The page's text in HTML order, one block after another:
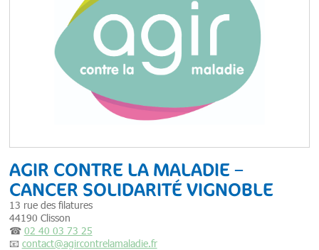
AGIR CONTRE LA MALADIE –
CANCER SOLIDARITÉ VIGNOBLE
13 rue des filatures
44190 Clisson
☎ 02 40 03 73 25
📧 contact@agircontrelamaladie.fr